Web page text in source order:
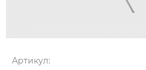
Артикул: